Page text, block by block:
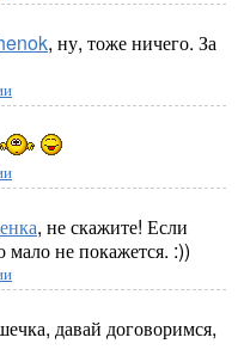
, ну, тоже ничего. За
, не скажите! Если
мало не покажется. :))
давай договоримся,